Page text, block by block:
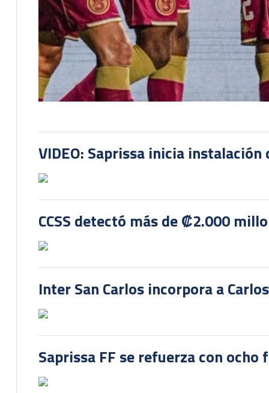
VIDEO: Saprissa inicia
CCSS detectó más de ₡2.000
Inter San Carlos incorpora a
Saprissa FF se refuerza con